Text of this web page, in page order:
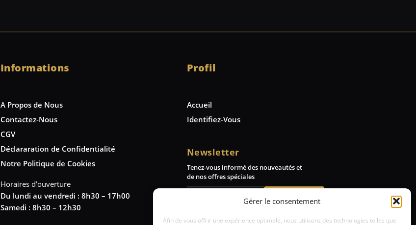
Gérer le consentement
Afin de vous offrir une expérience optimale, nous utilisons des technologies telles que
Informations
A Propos de Nous
Contactez-Nous
CGV
Déclararation de Confidentialité
Notre Politique de Cookies
Horaires d’ouverture
Du lundi au vendredi : 8h30 – 17h00
Samedi : 8h30 – 12h30
Profil
Accueil
Identifiez-Vous
Newsletter
Tenez-vous informé des nouveautés et
de nos offres spéciales